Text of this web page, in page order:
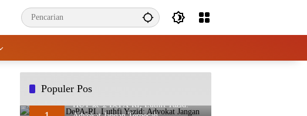
Populer Pos
HUT ke-2 DePA-RI, Luthfi Yazid: